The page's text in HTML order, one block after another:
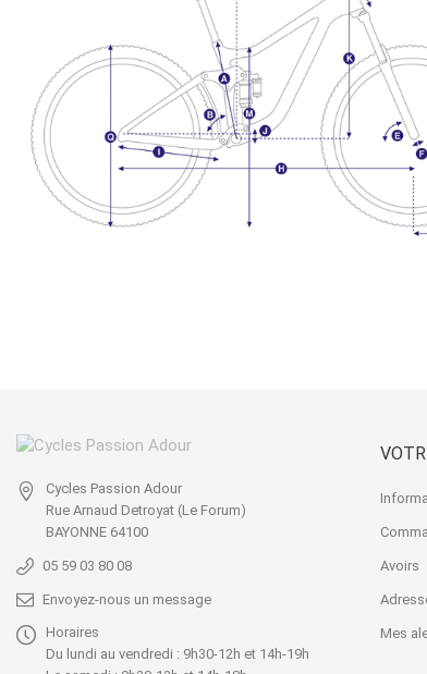
Cycles Passion Adour
Rue Arnaud Detroyat (Le Forum)
BAYONNE 64100
05 59 03 80 08
Envoyez-nous un message
Horaires
Du lundi au vendredi : 9h30-12h et 14h-19h
Avoirs
Mes